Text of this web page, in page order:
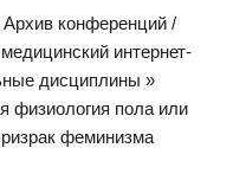
Архив конференций /
интернет-
дисциплины »
физиология пола или
феминизма